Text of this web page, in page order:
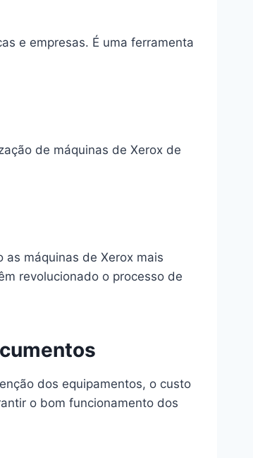
e empresas. É uma ferramenta
de máquinas de Xerox de
máquinas de Xerox mais
revolucionado o processo de
dos equipamentos, o custo
o bom funcionamento dos